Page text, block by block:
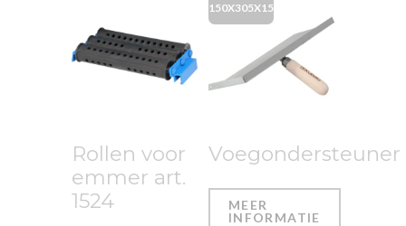
Rollen voor
emmer art.
1524
Voegondersteuner
150X305X15
MEER
INFORMATIE